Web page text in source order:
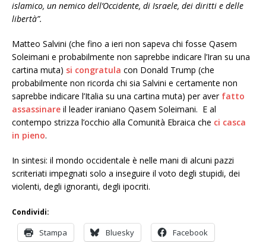
islamico, un nemico dell’Occidente, di Israele, dei diritti e delle
libertà”.
Matteo Salvini (che fino a ieri non sapeva chi fosse Qasem
Soleimani e probabilmente non saprebbe indicare l’Iran su una
cartina muta) si congratula con Donald Trump (che
probabilmente non ricorda chi sia Salvini e certamente non
saprebbe indicare l’Italia su una cartina muta) per aver fatto
assassinare il leader iraniano Qasem Soleimani. E al
contempo strizza l’occhio alla Comunità Ebraica che ci casca
in pieno.
In sintesi: il mondo occidentale è nelle mani di alcuni pazzi
scriteriati impegnati solo a inseguire il voto degli stupidi, dei
violenti, degli ignoranti, degli ipocriti.
Condividi:
Stampa Bluesky Facebook